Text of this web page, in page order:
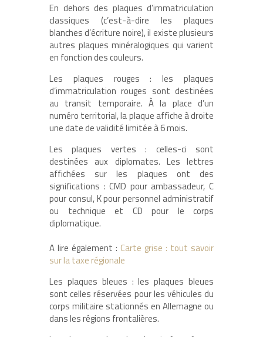
En dehors des plaques d’immatriculation
classiques (c’est-à-dire les plaques
blanches d’écriture noire), il existe plusieurs
autres plaques minéralogiques qui varient
en fonction des couleurs.
Les plaques rouges : les plaques
d’immatriculation rouges sont destinées
au transit temporaire. À la place d’un
numéro territorial, la plaque affiche à droite
une date de validité limitée à 6 mois.
Les plaques vertes : celles-ci sont
destinées aux diplomates. Les lettres
affichées sur les plaques ont des
significations : CMD pour ambassadeur, C
pour consul, K pour personnel administratif
ou technique et CD pour le corps
diplomatique.
A lire également : Carte grise : tout savoir
sur la taxe régionale
Les plaques bleues : les plaques bleues
sont celles réservées pour les véhicules du
corps militaire stationnés en Allemagne ou
dans les régions frontalières.